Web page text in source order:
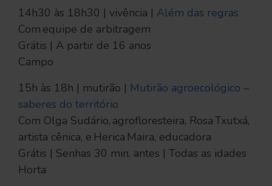
14h30 às 18h30 | vivência | Além das regras
Com equipe de arbitragem
Grátis | A partir de 16 anos
Campo
15h às 18h | mutirão | Mutirão agroecológico –
saberes do território
Com Olga Sudário, agrofloresteira, Rosa Txutxá,
artista cênica, e Herica Maira, educadora
Grátis | Senhas 30 min. antes | Todas as idades
Horta